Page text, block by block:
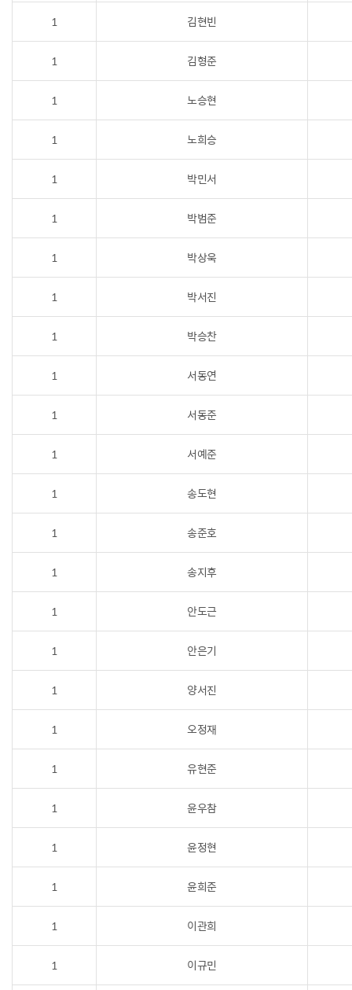
1 김현빈
1 김형준
1 노승현
1 노희승
1 박민서
1 박범준
1 박상욱
1 박서진
1 박승찬
1 서동연
1 서동준
1 서예준
1 송도현
1 송준호
1 송지후
1 안도근
1 안은기
1 양서진
1 오정재
1 유현준
1 윤우참
1 윤정현
1 윤희준
1 이관희
1 이규민